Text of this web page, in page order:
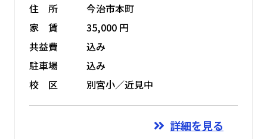
住 所
今治市本町
家 賃
35,000 円
共益費
込み
駐車場
込み
校 区
別宮小／近見中
詳細を見る